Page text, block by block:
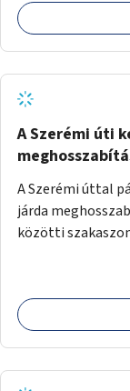
A Szerémi úti
A Szerémi úttal
járda
közötti